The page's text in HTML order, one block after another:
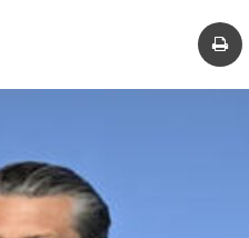
مشاركة عبر البريد